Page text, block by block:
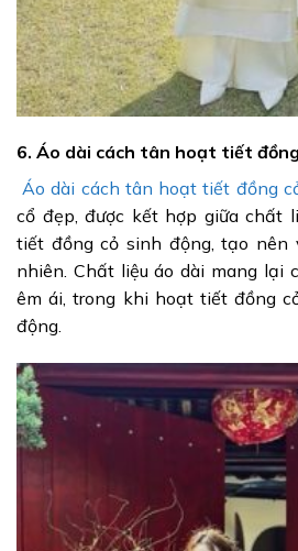
6. Áo dài cách tân hoạt tiết
Áo dài cách tân hoạt tiết đồng
cổ đẹp, được kết hợp giữa chất
tiết đồng cỏ sinh động, tạo
nhiên. Chất liệu áo dài mang lại
êm ái, trong khi hoạt tiết đồng
động.